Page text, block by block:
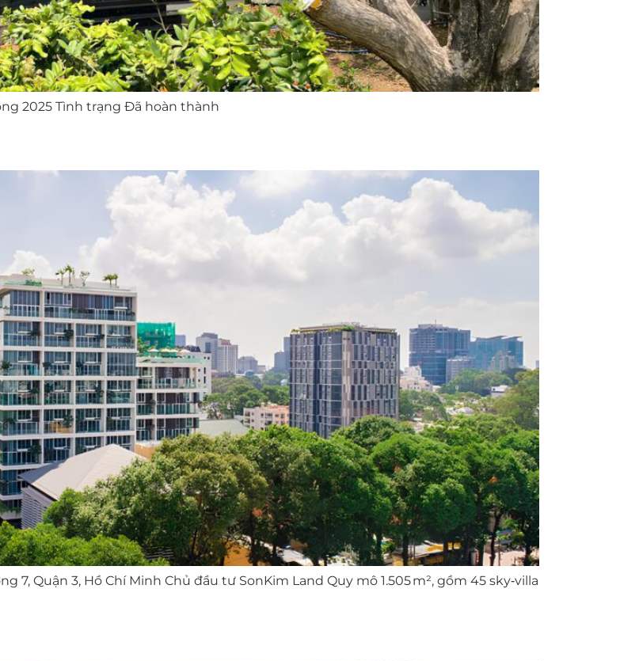
2025 Tình trạng Đã hoàn thành
7, Quận 3, Hồ Chí Minh Chủ đầu tư SonKim Land Quy mô 1.505 m², gồm 45 sky‑villa